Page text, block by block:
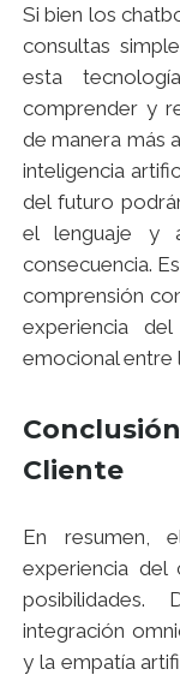
Si bien los
consultas
esta
comprender y
de manera más
inteligencia
del futuro
el lenguaje y
consecuencia.
comprensión
experiencia
emocional entre
Cliente
En resumen,
experiencia
integración
y la empatía